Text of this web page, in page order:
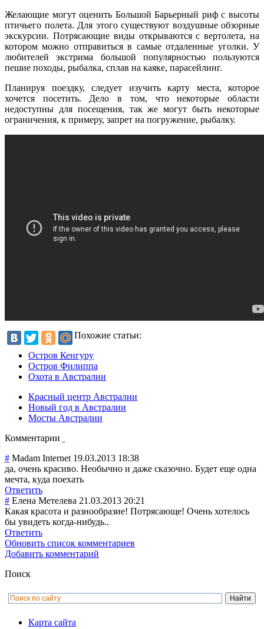
Желающие могут оценить Большой Барьерный риф с высоты
птичьего полета. Для этого существуют воздушные обзорные
экскурсии. Потрясающие виды открываются с вертолета, на
котором можно отправиться в самые отдаленные уголки. У
любителей экстрима большой популярностью пользуются
пешие походы, рыбалка, сплав на каяке, парасейлинг.
Планируя поездку, следует изучить карту места, которое
хочется посетить. Дело в том, что некоторые области
недоступны для посещения, так же могут быть некоторые
ограничения, к примеру, запрет на погружение, рыбалку.
Похожие статьи:
Остров Кенгуру
Остров Филиппа
Охота в Австралии
Красный центр Австралии
Новый год в Австралии
Мосты Австралии
Комментарии
# Madam Internet 19.03.2013 18:38
да, очень красиво. Необычно и даже сказочно. Будет еще одна
мечта, куда поехать
Ответить
# Елена Метелева 21.03.2013 20:21
Какая красота и разнообразие! Потрясающе! Очень хотелось
бы увидеть когда-нибудь..
Ответить
Обновить список комментариев
Добавить комментарий
Поиск
Карта сайта